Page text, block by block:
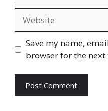
Save my name,
browser for the